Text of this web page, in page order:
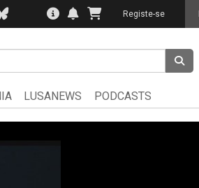
Registe-se
LUSANEWS PODCASTS